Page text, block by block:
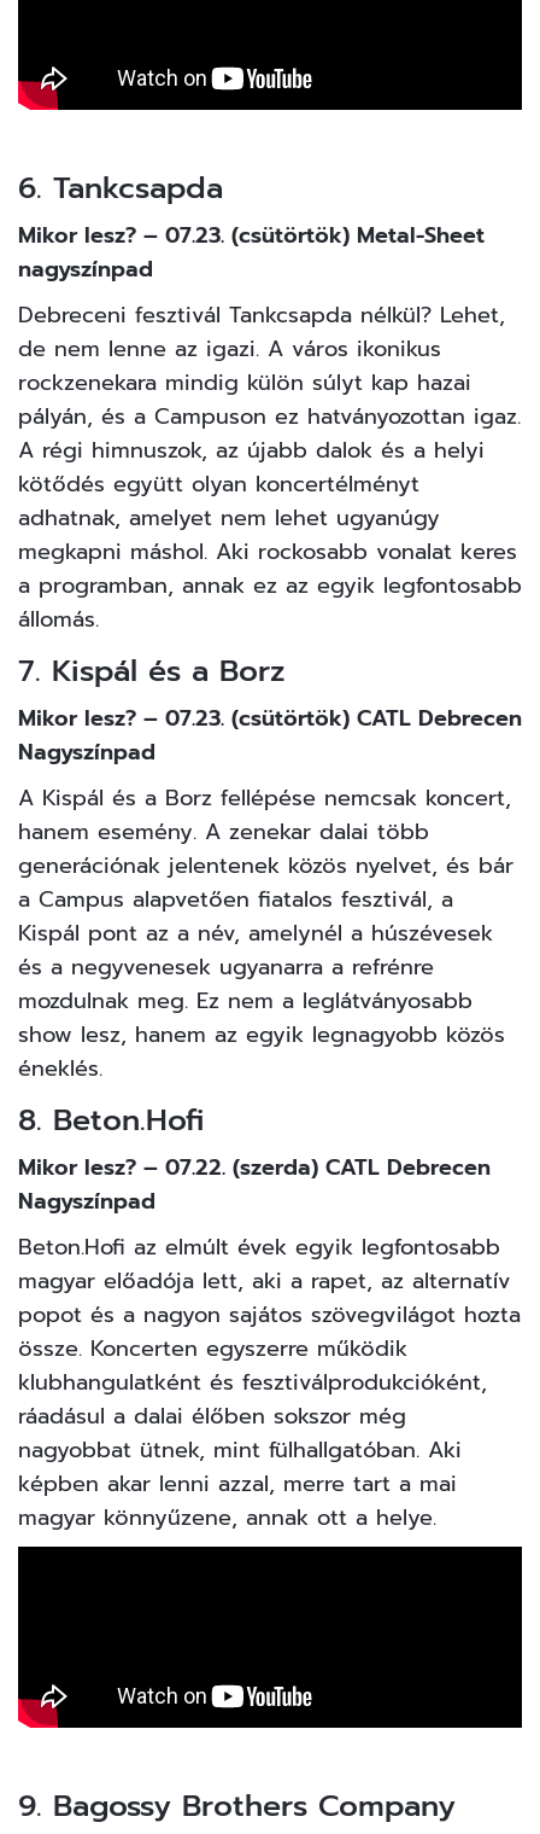
6. Tankcsapda
Mikor lesz? – 07.23. (csütörtök) Metal-Sheet
nagyszínpad
Debreceni fesztivál Tankcsapda nélkül? Lehet,
de nem lenne az igazi. A város ikonikus
rockzenekara mindig külön súlyt kap hazai
pályán, és a Campuson ez hatványozottan igaz.
A régi himnuszok, az újabb dalok és a helyi
kötődés együtt olyan koncertélményt
adhatnak, amelyet nem lehet ugyanúgy
megkapni máshol. Aki rockosabb vonalat keres
a programban, annak ez az egyik legfontosabb
állomás.
7. Kispál és a Borz
Mikor lesz? – 07.23. (csütörtök) CATL Debrecen
Nagyszínpad
A Kispál és a Borz fellépése nemcsak koncert,
hanem esemény. A zenekar dalai több
generációnak jelentenek közös nyelvet, és bár
a Campus alapvetően fiatalos fesztivál, a
Kispál pont az a név, amelynél a húszévesek
és a negyvenesek ugyanarra a refrénre
mozdulnak meg. Ez nem a leglátványosabb
show lesz, hanem az egyik legnagyobb közös
éneklés.
8. Beton.Hofi
Mikor lesz? – 07.22. (szerda) CATL Debrecen
Nagyszínpad
Beton.Hofi az elmúlt évek egyik legfontosabb
magyar előadója lett, aki a rapet, az alternatív
popot és a nagyon sajátos szövegvilágot hozta
össze. Koncerten egyszerre működik
klubhangulatként és fesztiválprodukcióként,
ráadásul a dalai élőben sokszor még
nagyobbat ütnek, mint fülhallgatóban. Aki
képben akar lenni azzal, merre tart a mai
magyar könnyűzene, annak ott a helye.
9. Bagossy Brothers Company